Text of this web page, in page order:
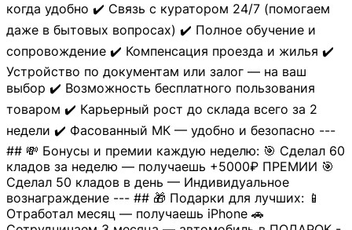
когда удобно ✔️ Связь с куратором 24/7 (помогаем
даже в бытовых вопросах) ✔️ Полное обучение и
сопровождение ✔️ Компенсация проезда и жилья ✔️
Устройство по документам или залог — на ваш
выбор ✔️ Возможность бесплатного пользования
товаром ✔️ Карьерный рост до склада всего за 2
недели ✔️ Фасованный МК — удобно и безопасно ---
## 💸 Бонусы и премии каждую неделю: 🎯 Сделал 60
кладов за неделю — получаешь +5000₽ ПРЕМИИ 🎯
Сделал 50 кладов в день — Индивидуальное
вознаграждение --- ## 🎁 Подарки для лучших: 📱
Отработал месяц — получаешь iPhone 🚗